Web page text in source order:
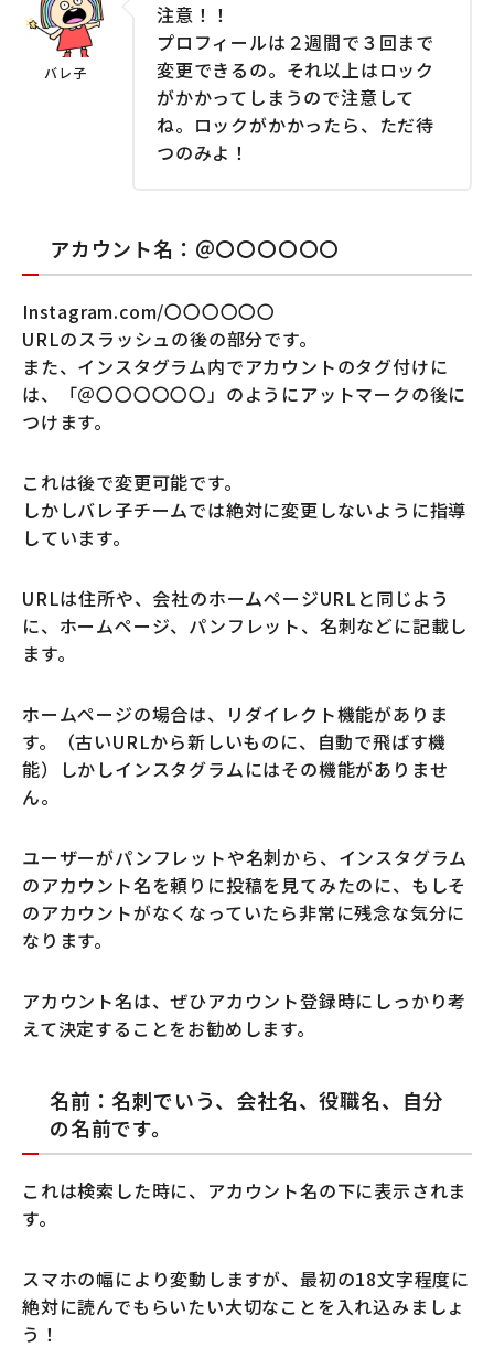
注意！！
プロフィールは２週間で３回まで
変更できるの。それ以上はロック
がかかってしまうので注意して
ね。ロックがかかったら、ただ待
つのみよ！
アカウント名：＠〇〇〇〇〇〇
Instagram.com/〇〇〇〇〇〇
URLのスラッシュの後の部分です。
また、インスタグラム内でアカウントのタグ付けに
は、「＠〇〇〇〇〇〇」のようにアットマークの後に
つけます。
これは後で変更可能です。
しかしバレ子チームでは絶対に変更しないように指導
しています。
URLは住所や、会社のホームページURLと同じよう
に、ホームページ、パンフレット、名刺などに記載し
ます。
ホームページの場合は、リダイレクト機能がありま
す。（古いURLから新しいものに、自動で飛ばす機
能）しかしインスタグラムにはその機能がありませ
ん。
ユーザーがパンフレットや名刺から、インスタグラム
のアカウント名を頼りに投稿を見てみたのに、もしそ
のアカウントがなくなっていたら非常に残念な気分に
なります。
アカウント名は、ぜひアカウント登録時にしっかり考
えて決定することをお勧めします。
名前：名刺でいう、会社名、役職名、自分
の名前です。
これは検索した時に、アカウント名の下に表示されま
す。
スマホの幅により変動しますが、最初の18文字程度に
絶対に読んでもらいたい大切なことを入れ込みましょ
う！